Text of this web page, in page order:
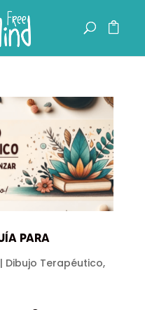
PARA
| Dibujo Terapéutico,